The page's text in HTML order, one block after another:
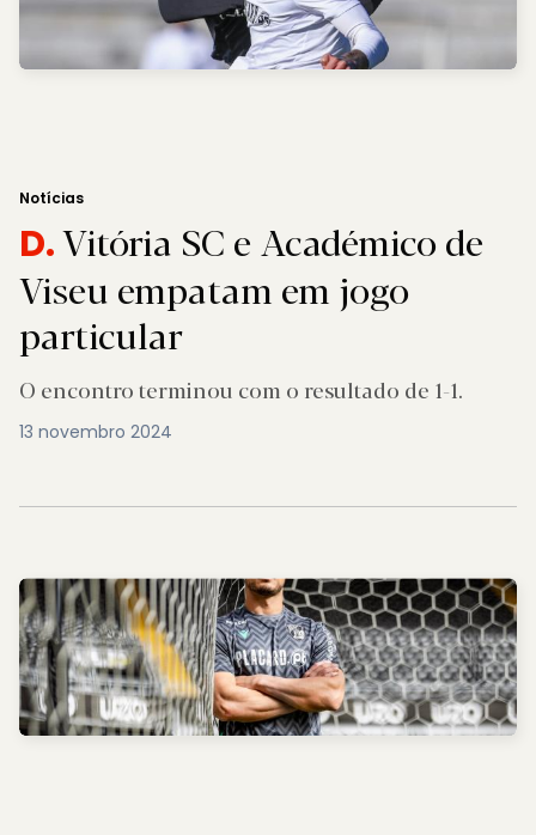
Notícias
D.Vitória SC e Académico de
Viseu empatam em jogo
particular
O encontro terminou com o resultado de 1-1.
13 novembro 2024